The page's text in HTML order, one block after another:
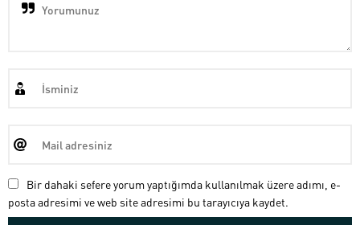
Bir dahaki sefere yorum yaptığımda kullanılmak üzere adımı, e-
posta adresimi ve web site adresimi bu tarayıcıya kaydet.